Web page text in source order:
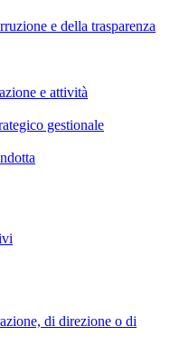
e della trasparenza
e attività
gestionale
di direzione o di